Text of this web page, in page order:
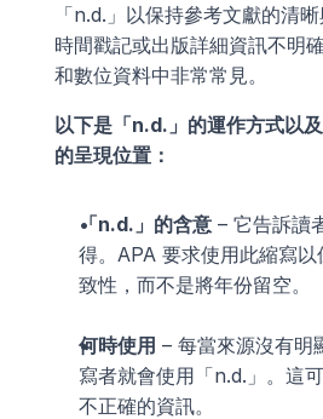
「n.d.」以保持參考文獻的清
時間戳記或出版詳細資訊不明
和數位資料中非常常見。
以下是「n.d.」的運作方式以
的呈現位置：
「n.d.」的含意 – 它告訴讀
得。APA 要求使用此縮寫
致性，而不是將年份留空。
何時使用 – 每當來源沒有明
寫者就會使用「n.d.」。這
不正確的資訊。